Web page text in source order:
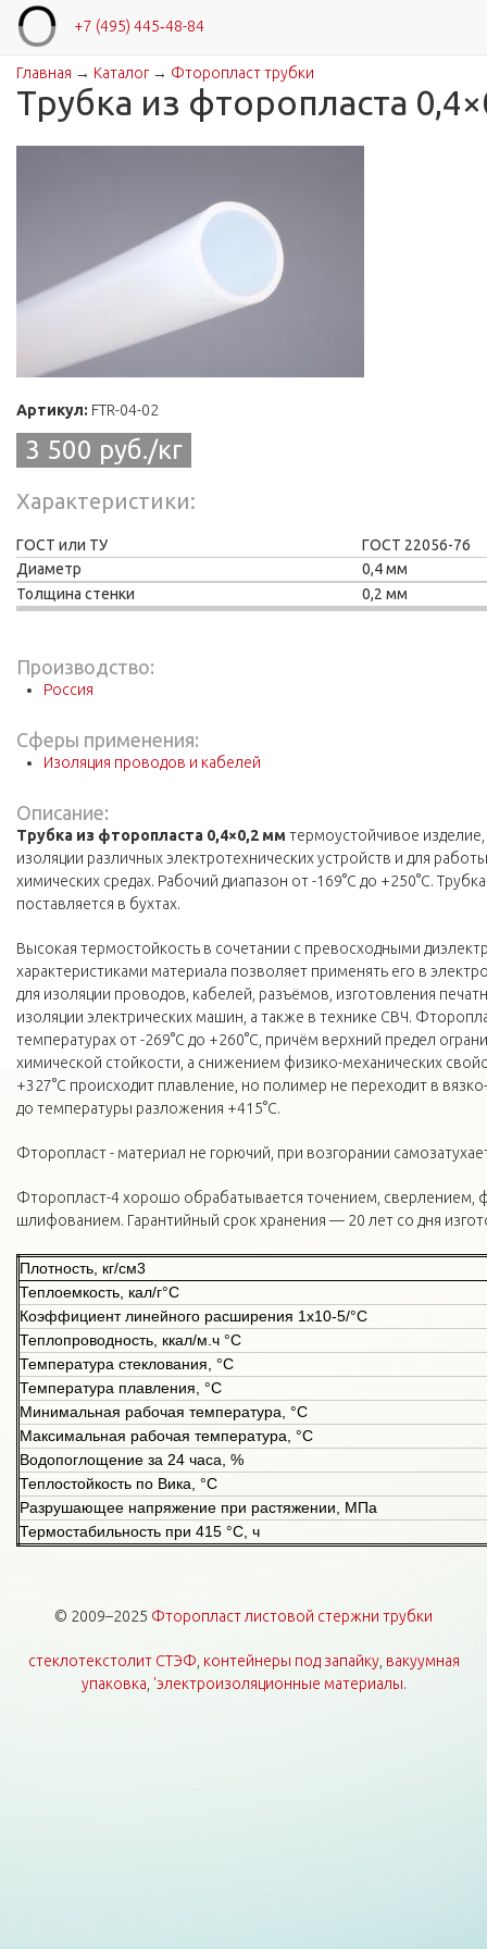
+7 (495) 445‑48-84
Вы здесь
Главная → Каталог→ Фторопласт трубки
Трубка из фторопласта
Артикул: FTR-04-02
3 500 руб./кг
Характеристики
ГОСТ или ТУ
ГОСТ 22056-76
Диаметр
0,4 мм
Толщина стенки
0,2 мм
Производство:
Россия
Сферы применения:
Изоляция проводов и кабелей
Описание:
Трубка из фторопласта 0,4×0,2 мм термоустойчивое
изоляции различных электротехнических устройств и для
химических средах. Рабочий диапазон от -169°С до +250°С.
поставляется в бухтах.
Высокая термостойкость в сочетании с превосходными
характеристиками материала позволяет применять его в
для изоляции проводов, кабелей, разъёмов, изготовления
изоляции электрических машин, а также в технике СВЧ.
температурах от -269°С до +260°С, причём верхний предел
химической стойкости, а снижением физико-механических
+327°С происходит плавление, но полимер не переходит в
до температуры разложения +415°С.
Фторопласт - материал не горючий, при возгорании
Фторопласт-4 хорошо обрабатывается точением, сверлением,
шлифованием. Гарантийный срок хранения — 20 лет со дня
Плотность, кг/см3
Теплоемкость, кал/г°С
Коэффициент линейного расширения 1х10-5/°С
Теплопроводность, ккал/м.ч °С
Температура стеклования, °С
Температура плавления, °С
Минимальная рабочая температура, °С
Максимальная рабочая температура, °С
Водопоглощение за 24 часа, %
Теплостойкость по Вика, °С
Разрушающее напряжение при растяжении, МПа
Термостабильность при 415 °С, ч
© 2009–2025 Фторопласт листовой стержни трубки
стеклотекстолит СТЭФ, контейнеры под запайку, вакуумная
упаковка, 'электроизоляционные материалы.